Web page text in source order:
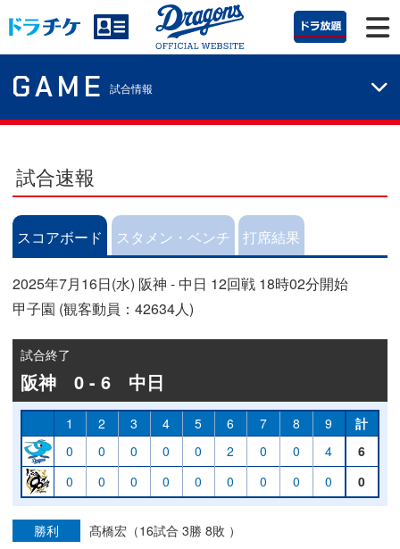
GAME 試合情報
試合速報
スコアボード スタメン・ベンチ 打席結果
2025年7月16日(水) 阪神 - 中日 12回戦 18時02分開始
甲子園 (観客動員：42634人)
試合終了
阪神 0 - 6 中日
1 2 3 4 5 6 7 8 9
計
0
0 0 0 0 2 0 0 4
6
0
0 0 0 0 0 0 0 0 0
勝利
髙橋宏（16試合 3勝 8敗 ）